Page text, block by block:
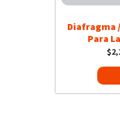
Diafragma
Para
$